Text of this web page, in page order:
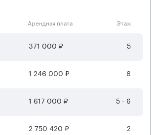
Арендная плата Этаж
371 000 ₽ 5
1 246 000 ₽ 6
1 617 000 ₽ 5 - 6
2 750 420 ₽ 2